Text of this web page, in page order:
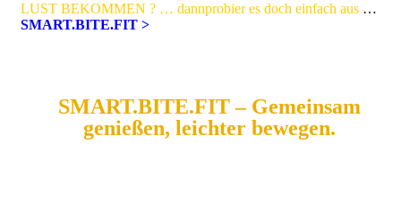
LUST BEKOMMEN ? … dannprobier es doch einfach aus …
SMART.BITE.FIT >
SMART.BITE.FIT – Gemeinsam
genießen, leichter bewegen.